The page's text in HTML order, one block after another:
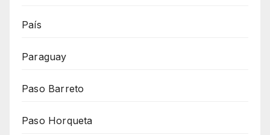
País
Paraguay
Paso Barreto
Paso Horqueta